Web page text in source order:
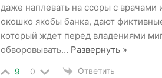
даже наплевать на ссоры с
окошко якобы банка, дают
который ждет перед владениями
обворовывать… Развернуть »
9 0 Ответить